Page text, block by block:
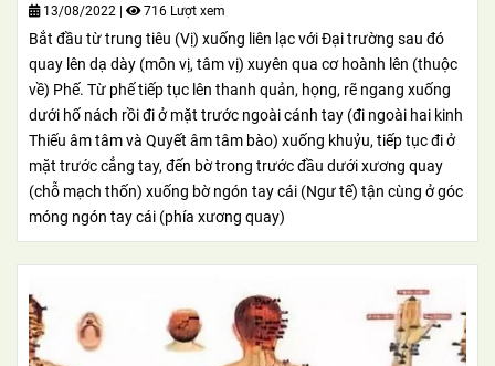
13/08/2022 716 Lượt xem
Bắt đầu từ trung tiêu (Vị) xuống liên lạc với Đại trường sau đó
quay lên dạ dày (môn vị, tâm vị) xuyên qua cơ hoành lên (thuộc
về) Phế. Từ phế tiếp tục lên thanh quản, họng, rẽ ngang xuống
dưới hố nách rồi đi ở mặt trước ngoài cánh tay (đi ngoài hai kinh
Thiếu âm tâm và Quyết âm tâm bào) xuống khuỷu, tiếp tục đi ở
mặt trước cẳng tay, đến bờ trong trước đầu dưới xương quay
(chỗ mạch thốn) xuống bờ ngón tay cái (Ngư tế) tận cùng ở góc
móng ngón tay cái (phía xương quay)